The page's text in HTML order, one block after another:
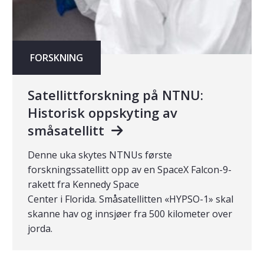
FORSKNING
Satellittforskning på NTNU:
Historisk oppskyting av
småsatellitt
Denne uka skytes NTNUs første
forskningssatellitt opp av en SpaceX Falcon-9-
rakett fra Kennedy Space
Center i Florida. Småsatellitten «HYPSO-1» skal
skanne hav og innsjøer fra 500 kilometer over
jorda.